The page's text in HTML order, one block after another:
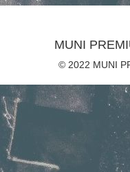
MUNI
© 2022 MUNI